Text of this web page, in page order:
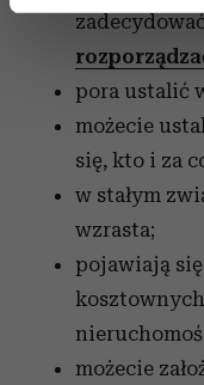
dane są
sekcji szczegółów.
zmienić lub
i reklam, aby
analizować ruch w
korzystasz z naszej
Partnerzy mogą
korzystania z ich
pora ustalić
możecie
się, kto i za
w stałym
wzrasta;
pojawiają
możecie